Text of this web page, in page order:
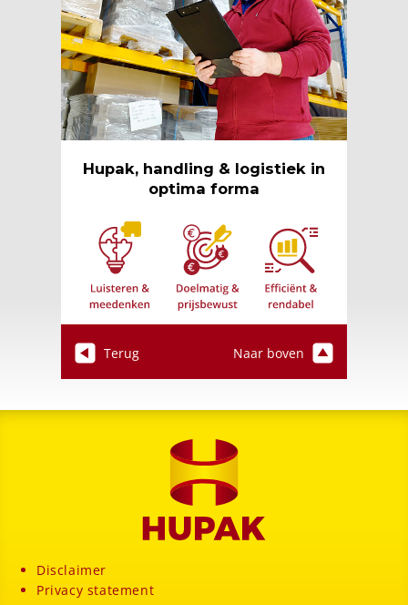
Hupak, handling & logistiek in
optima forma
Terug Naar boven
Disclaimer
Privacy statement